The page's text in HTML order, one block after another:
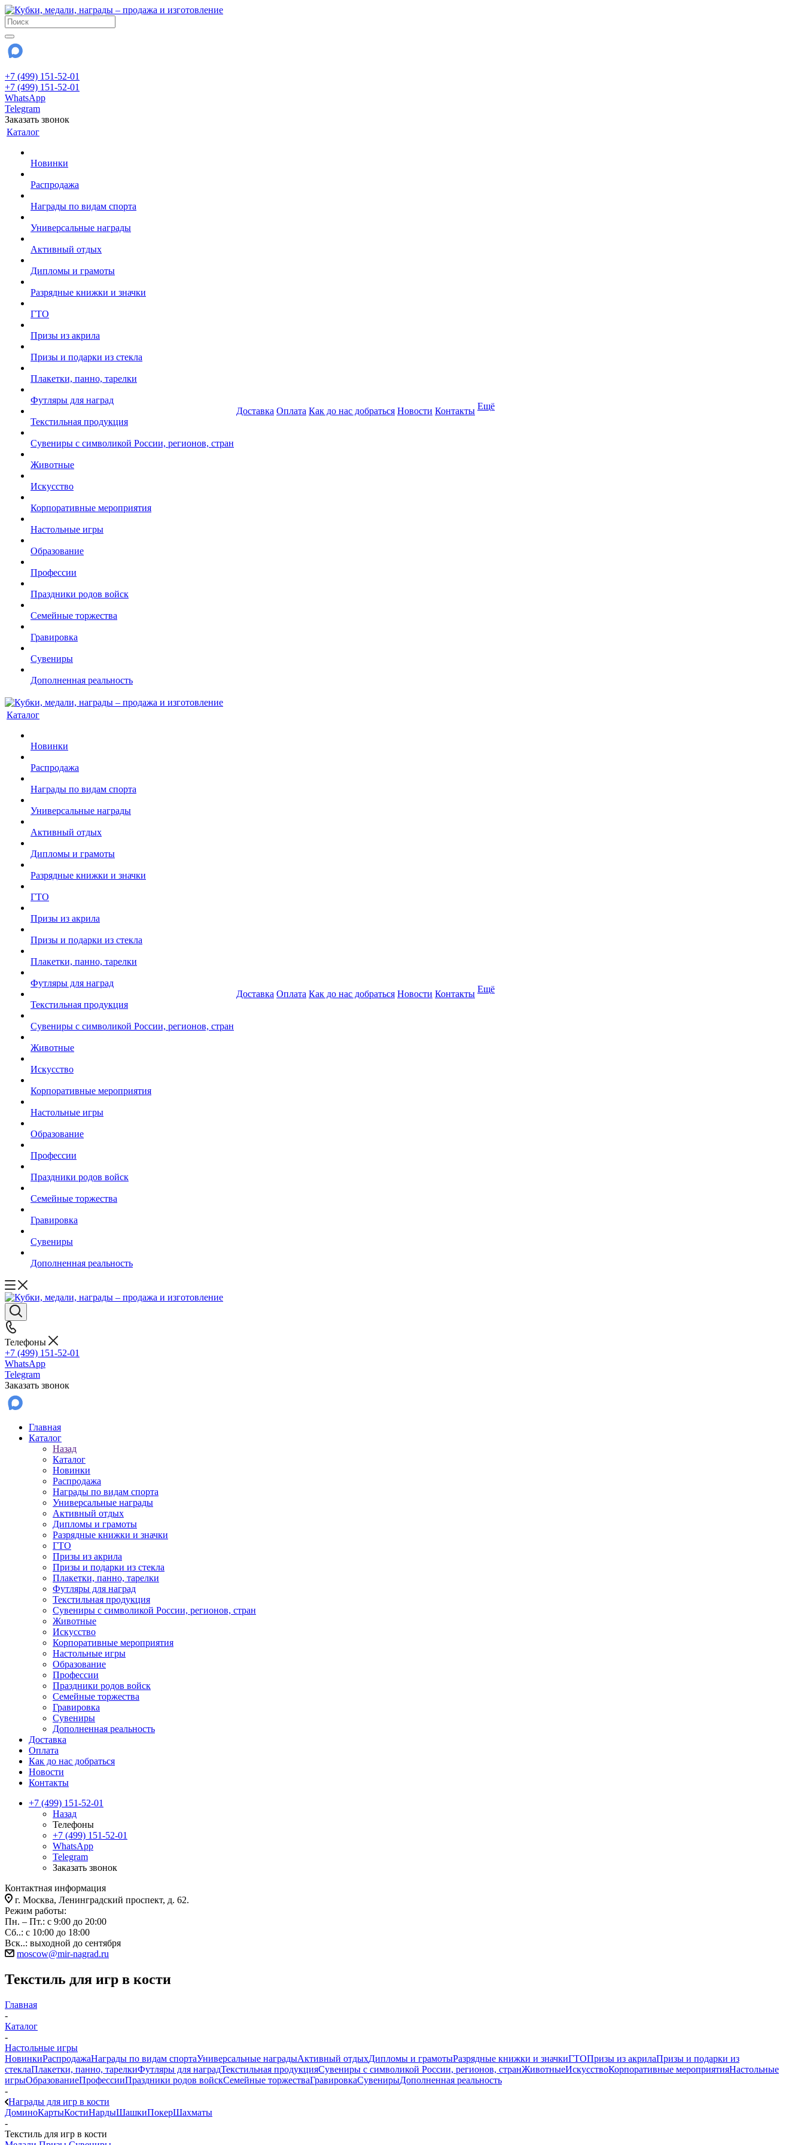
+7 (499) 151-52-01
+7 (499) 151-52-01
WhatsApp
Telegram
Заказать звонок
Каталог
Новинки
Распродажа
Награды по видам спорта
Универсальные награды
Активный отдых
Дипломы и грамоты
Разрядные книжки и значки
ГТО
Призы из акрила
Призы и подарки из стекла
Плакетки, панно, тарелки
Футляры для наград
Текстильная продукция
Сувениры с символикой России, регионов, стран
Животные
Искусство
Корпоративные мероприятия
Настольные игры
Образование
Профессии
Праздники родов войск
Семейные торжества
Гравировка
Сувениры
Дополненная реальность
Доставка Оплата Как до нас добраться Новости Контакты Ещё
Каталог
Новинки
Распродажа
Награды по видам спорта
Универсальные награды
Активный отдых
Дипломы и грамоты
Разрядные книжки и значки
ГТО
Призы из акрила
Призы и подарки из стекла
Плакетки, панно, тарелки
Футляры для наград
Текстильная продукция
Сувениры с символикой России, регионов, стран
Животные
Искусство
Корпоративные мероприятия
Настольные игры
Образование
Профессии
Праздники родов войск
Семейные торжества
Гравировка
Сувениры
Дополненная реальность
Доставка Оплата Как до нас добраться Новости Контакты Ещё
Телефоны
+7 (499) 151-52-01
WhatsApp
Telegram
Заказать звонок
Главная
Каталог
Назад
Каталог
Новинки
Распродажа
Награды по видам спорта
Универсальные награды
Активный отдых
Дипломы и грамоты
Разрядные книжки и значки
ГТО
Призы из акрила
Призы и подарки из стекла
Плакетки, панно, тарелки
Футляры для наград
Текстильная продукция
Сувениры с символикой России, регионов, стран
Животные
Искусство
Корпоративные мероприятия
Настольные игры
Образование
Профессии
Праздники родов войск
Семейные торжества
Гравировка
Сувениры
Дополненная реальность
Доставка
Оплата
Как до нас добраться
Новости
Контакты
+7 (499) 151-52-01
Назад
Телефоны
+7 (499) 151-52-01
WhatsApp
Telegram
Заказать звонок
Контактная информация
г. Москва, Ленинградский проспект, д. 62.
Режим работы:
Пн. – Пт.: с 9:00 до 20:00
Сб..: с 10:00 до 18:00
Вск..: выходной до сентября
moscow@mir-nagrad.ru
Текстиль для игр в кости
Главная
-
Каталог
-
Настольные игры
НовинкиРаспродажаНаграды по видам спортаУниверсальные наградыАктивный отдыхДипломы и грамотыРазрядные книжки и значкиГТОПризы из акрилаПризы и подарки из
стеклаПлакетки, панно, тарелкиФутляры для наградТекстильная продукцияСувениры с символикой России, регионов, странЖивотныеИскусствоКорпоративные мероприятияНастольные
игрыОбразованиеПрофессииПраздники родов войскСемейные торжестваГравировкаСувенирыДополненная реальность
-
Награды для игр в кости
ДоминоКартыКостиНардыШашкиПокерШахматы
-
Текстиль для игр в кости